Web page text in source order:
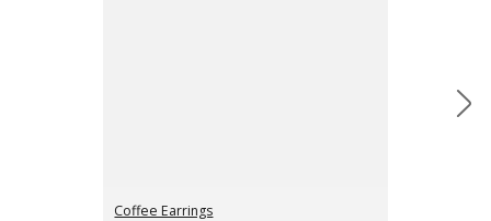
Coffee Earrings